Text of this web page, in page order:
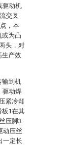
驱动机
交叉
，本
或为凸
头，对
生产效
输到机
驱动焊
紧冷却
板1在其
压脚3
动压丝
一定长